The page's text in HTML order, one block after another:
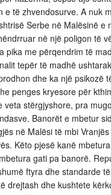
e të zhvendosurve. A nuk
Serbe në Malësinë e
në një poligon të
pika me përqendrim të
tepër të madhë
dhe ka një psikozë
penges kryesore për
veta stërgjyshore, pra
Banorët e mbetur
në Malësi të mbi
Këto pjesë kanë
gati pa banorë.
ftyra dhe standarde të
drejtash dhe kushtete